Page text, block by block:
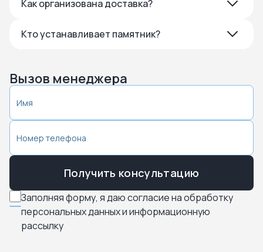
Как организована доставка?
Кто устанавливает памятник?
Вызов менеджера
Заполняя форму, я даю согласие на обработку
персональных данных и информационную
рассылку
Получить консультацию